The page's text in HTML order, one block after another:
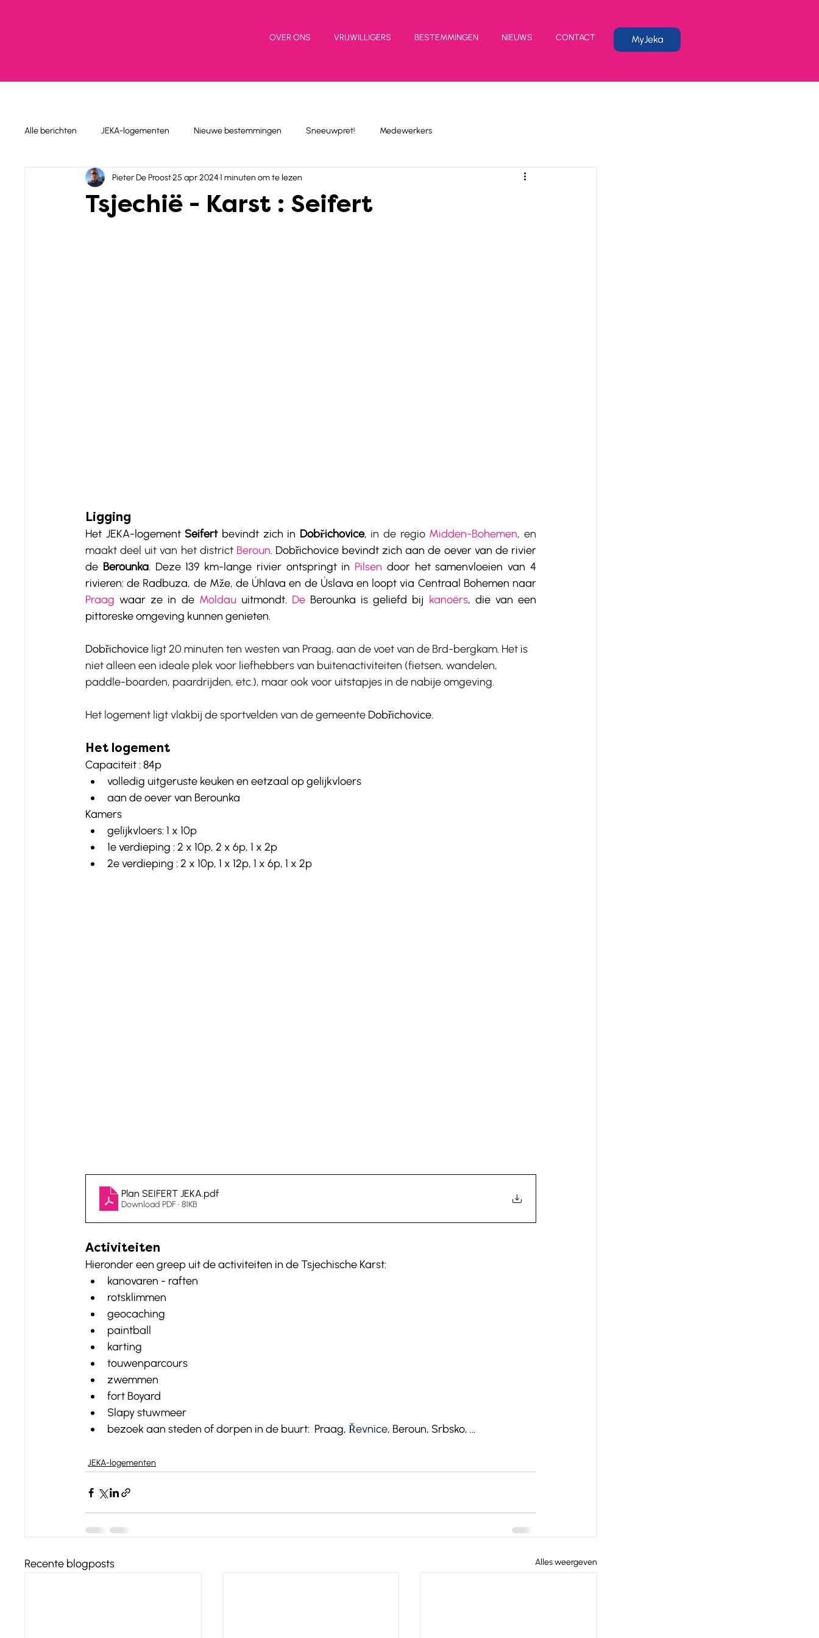
OVER ONS VRIJWILLIGERS BESTEMMINGEN NIEUWS CONTACT MyJeka
Alle berichten JEKA-logementen Nieuwe bestemmingen Sneeuwpret! Medewerkers
Tsjechië - Karst : Seifert
Pieter De Proost25 apr 20241 minuten om te lezen
Ligging
Het JEKA-logement Seifert bevindt zich in Dobřichovice, in de regio Midden-Bohemen, en
maakt deel uit van het district Beroun. Dobřichovice bevindt zich aan de oever van de rivier
de Berounka. Deze 139 km-lange rivier ontspringt in Pilsen door het samenvloeien van 4
Praag waar ze in de Moldau uitmondt. De Berounka is geliefd bij kanoërs, die van een
pittoreske omgeving kunnen genieten.
Dobřichovice ligt 20 minuten ten westen van Praag, aan de voet van de Brd-bergkam. Het is
niet alleen een ideale plek voor liefhebbers van buitenactiviteiten (fietsen, wandelen,
paddle-boarden, paardrijden, etc.), maar ook voor uitstapjes in de nabije omgeving.
Het logement ligt vlakbij de sportvelden van de gemeente Dobřichovice.
Het logement
Capaciteit : 84p
volledig uitgeruste keuken en eetzaal op gelijkvloers
aan de oever van Berounka
Kamers
gelijkvloers: 1 x 10p
1e verdieping : 2 x 10p, 2 x 6p, 1 x 2p
2e verdieping : 2 x 10p, 1 x 12p, 1 x 6p, 1 x 2p
Plan SEIFERT JEKA .pdf
Download PDF • 81KB
Activiteiten
Hieronder een greep uit de activiteiten in de Tsjechische Karst:
kanovaren - raften
rotsklimmen
geocaching
paintball
karting
touwenparcours
zwemmen
fort Boyard
Slapy stuwmeer
bezoek aan steden of dorpen in de buurt:  Praag, Řevnice, Beroun, Srbsko, ...
JEKA-logementen
Recente blogposts Alles weergeven